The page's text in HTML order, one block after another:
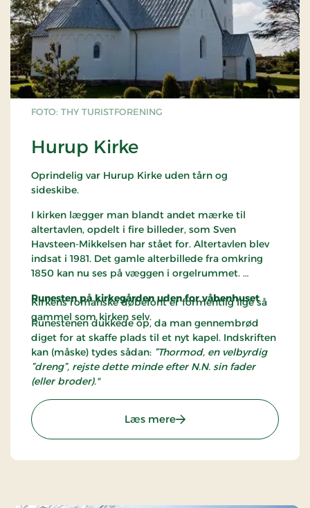
FOTO: THY TURISTFORENING
Hurup Kirke
Oprindelig var Hurup Kirke uden tårn og
sideskibe.
I kirken lægger man blandt andet mærke til
altertavlen, opdelt i fire billeder, som Sven
Havsteen-Mikkelsen har stået for. Altertavlen blev
indsat i 1981. Det gamle alterbillede fra omkring
1850 kan nu ses på væggen i orgelrummet.
Kirkens romanske døbefont er formentlig lige så
gammel som kirken selv.
Runesten på kirkegården uden for våbenhuset
Runestenen dukkede op, da man gennembrød
diget for at skaffe plads til et nyt kapel. Indskriften
kan (måske) tydes sådan: ”Thormod, en velbyrdig
”dreng”, rejste dette minde efter N.N. sin fader
(eller broder)."
Læs mere: Hurup Kirke